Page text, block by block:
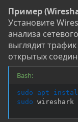
Пример
Установите
анализа
выглядит
открытых
Bash:
sudo apt
sudo wireshark